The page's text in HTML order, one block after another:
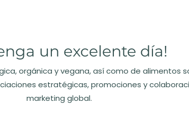
un excelente día!
orgánica y vegana, así como de alimentos
estratégicas, promociones y
marketing global.